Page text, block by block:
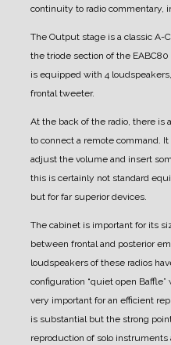
continuity to radio commentary,
The Output stage is a classic A-
the triode section of the EABC80
is equipped with 4
frontal tweeter.
At the back of the radio, there is
to connect a remote command.
adjust the volume and insert
this is certainly not standard
but for far superior devices.
The cabinet is important for its
between frontal and posterior
loudspeakers of these radios
configuration “quiet open
very important for an efficient
is substantial but the strong
reproduction of solo instruments